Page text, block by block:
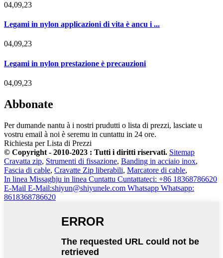
04,09,23
Legami in nylon applicazioni di vita è ancu i ...
04,09,23
Legami in nylon prestazione è precauzioni
04,09,23
Abbonate
Per dumande nantu à i nostri prudutti o lista di prezzi, lasciate u
vostru email à noi è seremu in cuntattu in 24 ore.
Richiesta per Lista di Prezzi
© Copyright - 2010-2023 : Tutti i diritti riservati. Sitemap
Cravatta zip, Strumenti di fissazione, Banding in acciaio inox,
Fascia di cable, Cravatte Zip liberabili, Marcatore di cable,
In linea Missaghju in linea Cuntattu Cuntattateci: +86 18368786620
E-Mail E-Mail:shiyun@shiyunele.com Whatsapp Whatsapp:
8618368786620